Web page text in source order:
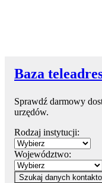
Baza
Sprawdź darmowy
urzędów.
Rodzaj instytucji:
Województwo:
Szukaj danych